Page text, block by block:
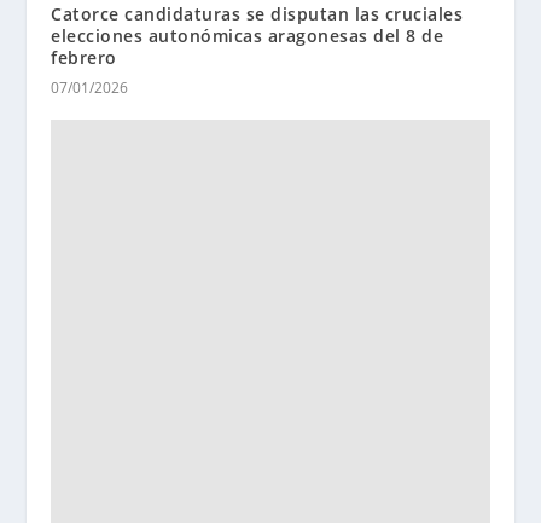
Catorce candidaturas se disputan las cruciales
elecciones autonómicas aragonesas del 8 de
febrero
07/01/2026